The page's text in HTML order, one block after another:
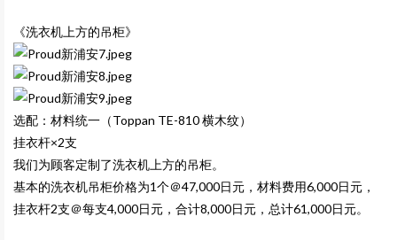
《洗衣机上方的吊柜》
选配：材料统一（Toppan TE-810 横木纹）
挂衣杆×2支
我们为顾客定制了洗衣机上方的吊柜。
基本的洗衣机吊柜价格为1个＠47,000日元，材料费用6,000日元，
挂衣杆2支＠每支4,000日元，合计8,000日元，总计61,000日元。